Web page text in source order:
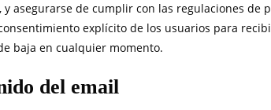
asegurarse de cumplir con las regulaciones de
explícito de los usuarios para
baja en cualquier momento.
del email